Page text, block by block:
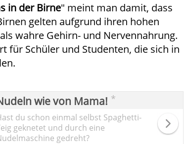
in der Birne" meint man damit, dass
gelten aufgrund ihren hohen
wahre Gehirn- und Nervennahrung.
für Schüler und Studenten, die sich in
wie von Mama! *
du schon einmal selbst Spaghetti-
geknetet und durch eine
gedreht?